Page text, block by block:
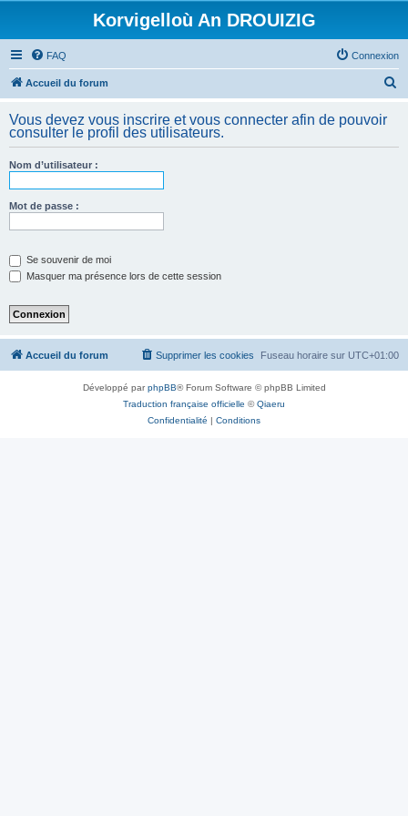
Korvigelloù An DROUIZIG
FAQ Connexion
Accueil du forum
h
Vous devez vous inscrire et vous connecter afin de pouvoir
consulter le profil des utilisateurs.
Nom d’utilisateur :
Mot de passe :
Se souvenir de moi
Masquer ma présence lors de cette session
Accueil du forum Fuseau horaire sur UTC+01:00
Supprimer les cookies
Développé parphpBB® Forum Software © phpBB Limited
Traduction française officielle ©Qiaeru
Confidentialité | Conditions